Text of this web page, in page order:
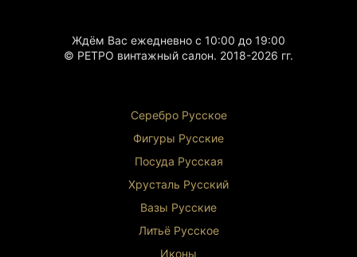
Ждём Вас ежедневно с 10:00 до 19:00
© РЕТРО винтажный салон. 2018-2026 гг.
Серебро Русское
Фигуры Русские
Посуда Русская
Хрусталь Русский
Вазы Русские
Литьё Русское
Иконы